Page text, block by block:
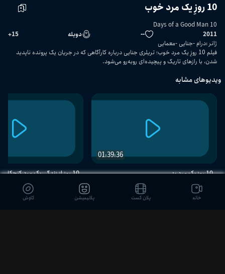
10 روزِ یک مرد خوب
10 Days of a Good Man
2011
-- دوبله 15
+
ژانر :درام جنایی معمایی
فیلم 10 روزِ یک مرد خوب؛ تریلری جنایی درباره کارآگاهی که در جریان یک پرونده ناپدید
شدن، با رازهای تاریک و پیچیده‌ای روبه‌رو می‌شود.
ویدیوهای مشابه
01:39:36
10 روزِ یک مرد بد 10 روز از زندگی یک مرد کنجکاو
خانه پلان کست پلانیمیشن کاوش